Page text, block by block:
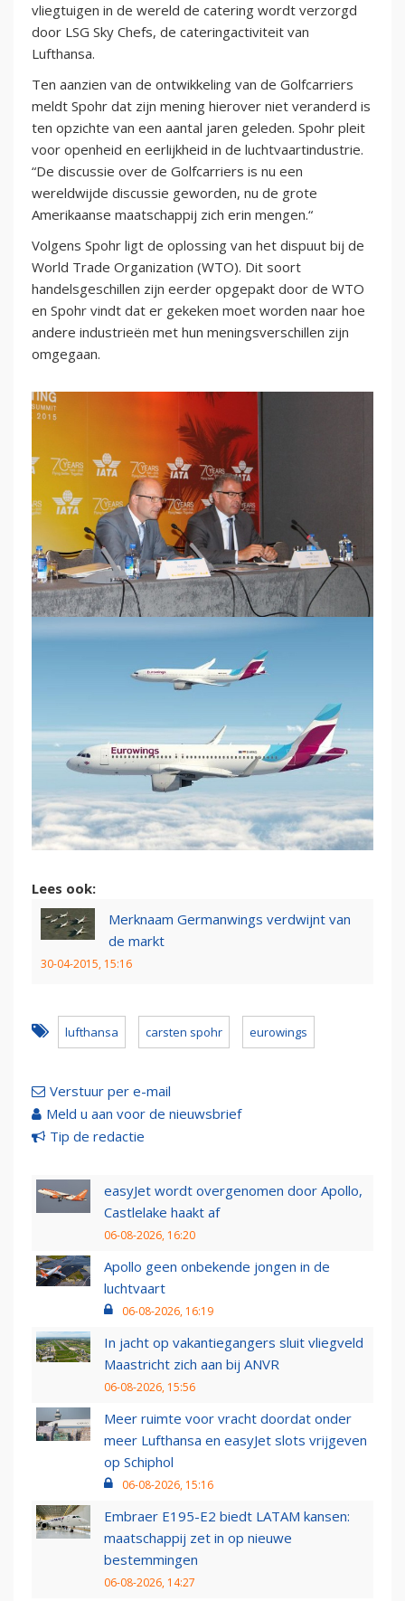
vliegtuigen in de wereld de catering wordt verzorgd
door LSG Sky Chefs, de cateringactiviteit van
Lufthansa.
Ten aanzien van de ontwikkeling van de Golfcarriers
meldt Spohr dat zijn mening hierover niet veranderd is
ten opzichte van een aantal jaren geleden. Spohr pleit
voor openheid en eerlijkheid in de luchtvaartindustrie.
“De discussie over de Golfcarriers is nu een
wereldwijde discussie geworden, nu de grote
Amerikaanse maatschappij zich erin mengen.“
Volgens Spohr ligt de oplossing van het dispuut bij de
World Trade Organization (WTO). Dit soort
handelsgeschillen zijn eerder opgepakt door de WTO
en Spohr vindt dat er gekeken moet worden naar hoe
andere industrieën met hun meningsverschillen zijn
omgegaan.
Lees ook:
Merknaam Germanwings verdwijnt van
de markt
30-04-2015, 15:16
lufthansa carsten spohr eurowings
Verstuur per e-mail
Meld u aan voor de nieuwsbrief
Tip de redactie
easyJet wordt overgenomen door Apollo,
Castlelake haakt af
06-08-2026, 16:20
Apollo geen onbekende jongen in de
luchtvaart
06-08-2026, 16:19
In jacht op vakantiegangers sluit vliegveld
Maastricht zich aan bij ANVR
06-08-2026, 15:56
Meer ruimte voor vracht doordat onder
meer Lufthansa en easyJet slots vrijgeven
op Schiphol
06-08-2026, 15:16
Embraer E195-E2 biedt LATAM kansen:
maatschappij zet in op nieuwe
bestemmingen
06-08-2026, 14:27